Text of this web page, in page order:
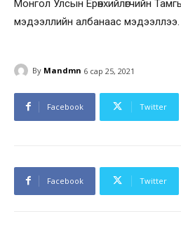
Монгол Улсын Ерөнхийлөгчийн
мэдээллийн албанаас мэдээллээ.
By Mandmn 6 сар 25, 2021
Facebook Twitter
Facebook Twitter